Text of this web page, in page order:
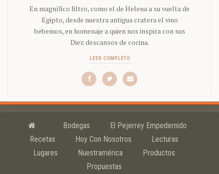
En magnífico filtro, como el de Helena a su vuelta de
Egipto, desde nuestra antigua cratera el vino
bebemos, en homenaje a quien nos inspira con sus
Diez descansos de cocina.
LEER COMPLETO
Bodegas
El Pejerrey Empedernido
Recetas
Hoy Con Nosotros
Lecturas
Lugares
Nuestramérica
Productos
Propuestas